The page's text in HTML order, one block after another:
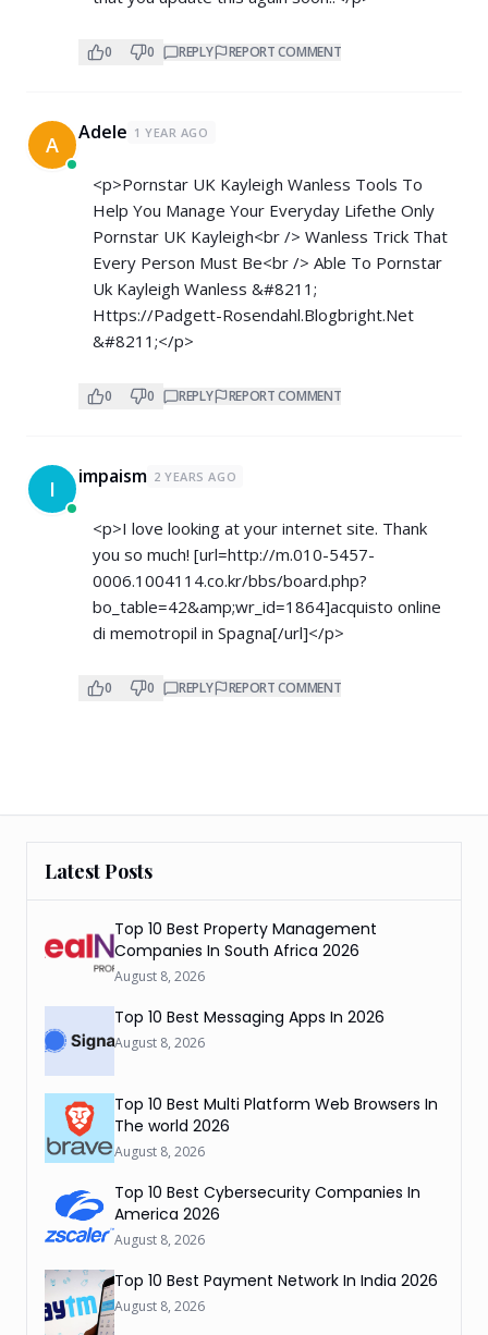
0 0 REPLY REPORT COMMENT
A Adele 1 YEAR AGO
<p>Pornstar UK Kayleigh Wanless Tools To
Help You Manage Your Everyday Lifethe Only
Pornstar UK Kayleigh<br /> Wanless Trick That
Every Person Must Be<br /> Able To Pornstar
Uk Kayleigh Wanless &#8211;
Https://Padgett-Rosendahl.Blogbright.Net
&#8211;</p>
0 0 REPLY REPORT COMMENT
I impaism 2 YEARS AGO
<p>I love looking at your internet site. Thank
you so much! [url=http://m.010-5457-
0006.1004114.co.kr/bbs/board.php?
bo_table=42&amp;wr_id=1864]acquisto online
di memotropil in Spagna[/url]</p>
0 0 REPLY REPORT COMMENT
Latest Posts
Top 10 Best Property Management
Companies In South Africa 2026
August 8, 2026
Top 10 Best Messaging Apps In 2026
August 8, 2026
Top 10 Best Multi Platform Web Browsers In
The world 2026
August 8, 2026
Top 10 Best Cybersecurity Companies In
America 2026
August 8, 2026
Top 10 Best Payment Network In India 2026
August 8, 2026